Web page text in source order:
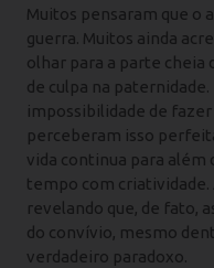
Muitos pensaram que o
guerra. Muitos ainda
olhar para a parte cheia
de culpa na
impossibilidade de
perceberam isso
vida continua para além
tempo com criatividade.
revelando que, de fato,
do convívio, mesmo
verdadeiro paradoxo.